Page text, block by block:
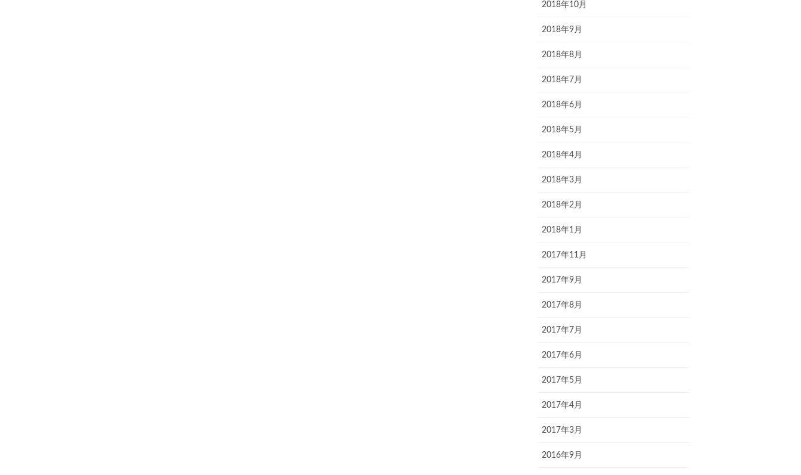
2018年10月
2018年9月
2018年8月
2018年7月
2018年6月
2018年5月
2018年4月
2018年3月
2018年2月
2018年1月
2017年11月
2017年9月
2017年8月
2017年7月
2017年6月
2017年5月
2017年4月
2017年3月
2016年9月